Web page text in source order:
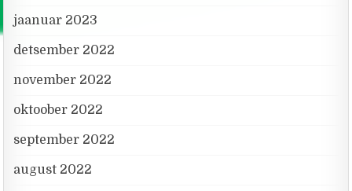
jaanuar 2023
detsember 2022
november 2022
oktoober 2022
september 2022
august 2022